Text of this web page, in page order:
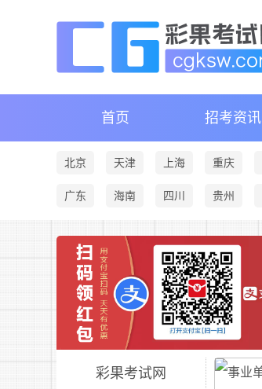
首页 招考资讯
北京 天津 上海 重庆
广东 海南 四川 贵州
彩果考试网